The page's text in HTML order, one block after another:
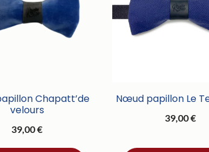
Chapatt’de
velours
39,00€
Nœud papillon Le
39,00€